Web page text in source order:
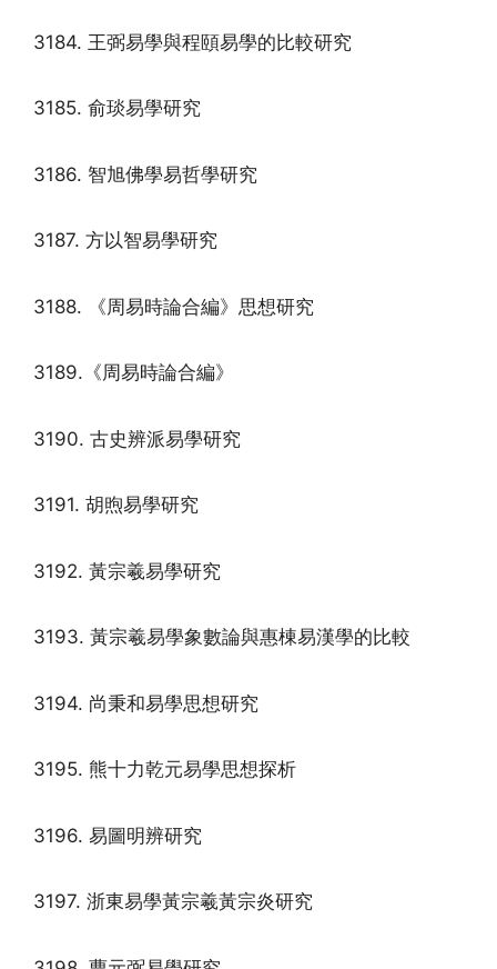
3184. 王弼易學與程頤易學的比較研究
3185. 俞琰易學研究
3186. 智旭佛學易哲學研究
3187. 方以智易學研究
3188. 《周易時論合編》思想研究
3189.《周易時論合編》
3190. 古史辨派易學研究
3191. 胡煦易學研究
3192. 黃宗羲易學研究
3193. 黃宗羲易學象數論與惠棟易漢學的比較
3194. 尚秉和易學思想研究
3195. 熊十力乾元易學思想探析
3196. 易圖明辨研究
3197. 浙東易學黃宗羲黃宗炎研究